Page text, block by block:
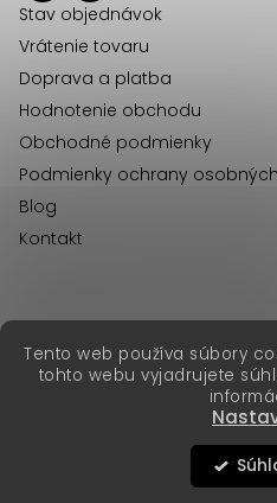
Tento web používa súbory
tohto webu vyjadrujete
Stav objednávok
Vrátenie tovaru
Doprava a platba
Hodnotenie obchodu
Obchodné podmienky
Podmienky ochrany
Blog
Kontakt
Vytvoril Shoptet
Copyright 2026Erika